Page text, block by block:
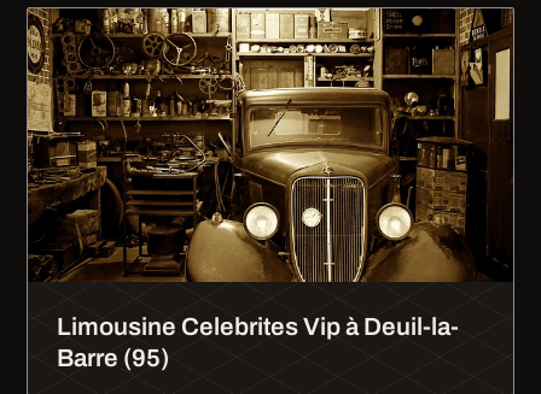
Limousine Celebrites Vip à Deuil-la-
Barre (95)